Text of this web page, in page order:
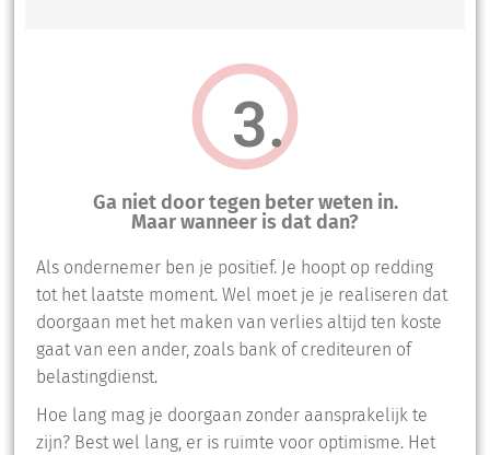
3.
Ga niet door tegen beter weten in.
Maar wanneer is dat dan?
Als ondernemer ben je positief. Je hoopt op redding
tot het laatste moment. Wel moet je je realiseren dat
doorgaan met het maken van verlies altijd ten koste
gaat van een ander, zoals bank of crediteuren of
belastingdienst.
Hoe lang mag je doorgaan zonder aansprakelijk te
zijn? Best wel lang, er is ruimte voor optimisme. Het